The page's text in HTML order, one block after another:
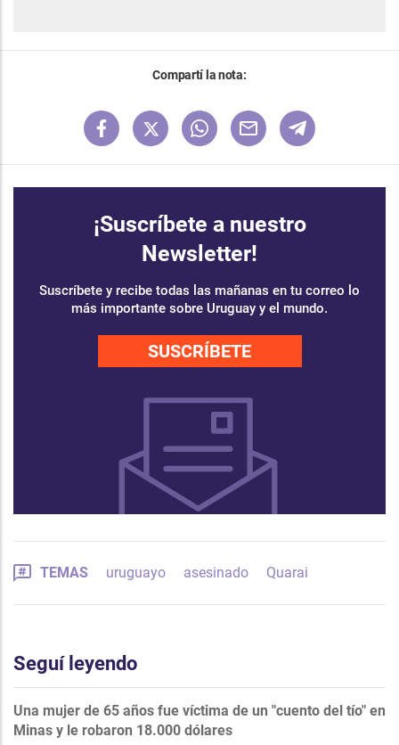
Compartí la nota:
¡Suscríbete a nuestro
Newsletter!
Suscríbete y recibe todas las mañanas en tu correo lo
más importante sobre Uruguay y el mundo.
SUSCRÍBETE
TEMAS uruguayo asesinado Quarai
Seguí leyendo
Una mujer de 65 años fue víctima de un "cuento del tío" en
Minas y le robaron 18.000 dólares